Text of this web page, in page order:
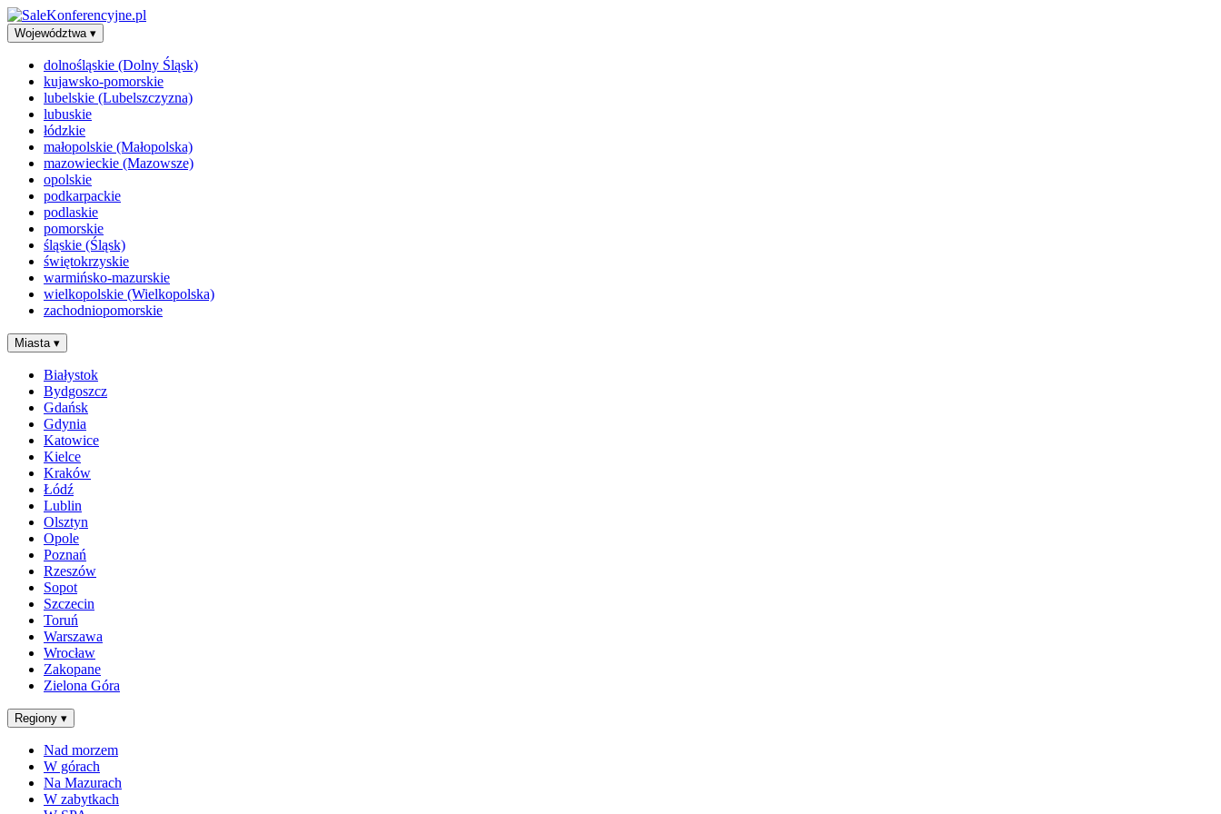
Województwa ▾
dolnośląskie (Dolny Śląsk)
kujawsko-pomorskie
lubelskie (Lubelszczyzna)
lubuskie
łódzkie
małopolskie (Małopolska)
mazowieckie (Mazowsze)
opolskie
podkarpackie
podlaskie
pomorskie
śląskie (Śląsk)
świętokrzyskie
warmińsko-mazurskie
wielkopolskie (Wielkopolska)
zachodniopomorskie
Miasta ▾
Białystok
Bydgoszcz
Gdańsk
Gdynia
Katowice
Kielce
Kraków
Łódź
Lublin
Olsztyn
Opole
Poznań
Rzeszów
Sopot
Szczecin
Toruń
Warszawa
Wrocław
Zakopane
Zielona Góra
Regiony ▾
Nad morzem
W górach
Na Mazurach
W zabytkach